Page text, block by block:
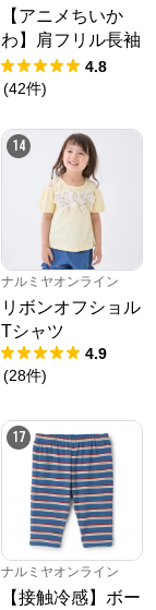
【アニメちいか
わ】肩フリル長袖
Tシャツ
4.8
(42件)
14
ナルミヤオンライン
リボンオフショル
Tシャツ
4.9
(28件)
17
ナルミヤオンライン
【接触冷感】ボー